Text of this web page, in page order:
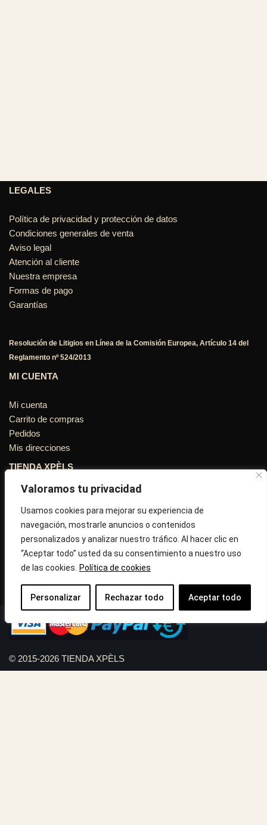
Valoramos tu privacidad
Usamos cookies para mejorar su experiencia de
navegación, mostrarle anuncios o contenidos
personalizados y analizar nuestro tráfico. Al hacer clic en
“Aceptar todo” usted da su consentimiento a nuestro uso
de las cookies.
Política de cookies
Personalizar Rechazar todo Aceptar todo
LEGALES
Política de privacidad y protección de datos
Condiciones generales de venta
Aviso legal
Atención al cliente
Nuestra empresa
Formas de pago
Garantías
Resolución de Litigios en Línea de la Comisión Europea, Artículo 14 del
Reglamento nº 524/2013
MI CUENTA
Mi cuenta
Carrito de compras
Pedidos
Mis direcciones
TIENDA XPÈLS
Avinguda Molins de Rei Nº 3
08755, Barcelona, Cataluña, España
Horario: Lun-Vie 09:30h a 13:30h y 16:45h a 20:00h - Sab
10:30h a 14:.00h
Correo:info@tiendaxpels.com
© 2015-2026 TIENDA XPÈLS